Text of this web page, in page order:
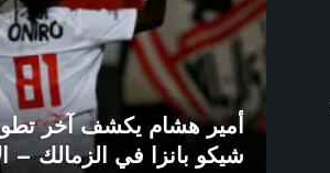
أمير هشام يكشف آخر
شيكو بانزا في الزمالك –